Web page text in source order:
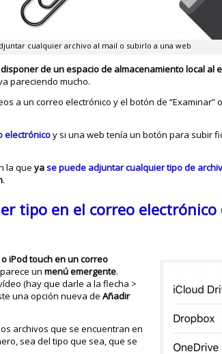
cualquier archivo al mail o subirlo a una web
de un espacio de almacenamiento local al
pareciendo mucho.
a un correo electrónico y el botón de “Examinar”
electrónicoy si una web tenía un botón para subir
la queyase puede adjuntar cualquier tipo de
.
tipo en el correo electrónico
iPod touch en un correo
unmenú emergente.
(hay que darle a la flecha >
una opción nueva deAñadir
archivos que se encuentran en
sea del tipo que sea, que se